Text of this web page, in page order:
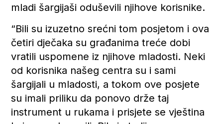
mladi šargijaši oduševili njihove korisnike.
“Bili su izuzetno srećni tom posjetom i ova
četiri dječaka su građanima treće dobi
vratili uspomene iz njihove mladosti. Neki
od korisnika našeg centra su i sami
šargijali u mladosti, a tokom ove posjete
su imali priliku da ponovo drže taj
instrument u rukama i prisjete se vještina